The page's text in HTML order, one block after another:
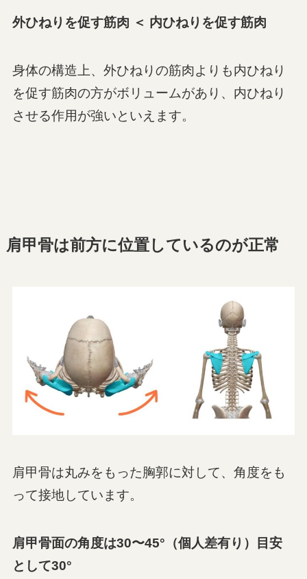
外ひねりを促す筋肉 ＜ 内ひねりを促す筋肉
身体の構造上、外ひねりの筋肉よりも内ひねり
を促す筋肉の方がボリュームがあり、内ひねり
させる作用が強いといえます。
肩甲骨は前方に位置しているのが正常
肩甲骨は丸みをもった胸郭に対して、角度をも
って接地しています。
肩甲骨面の角度は30〜45°（個人差有り）目安
として30°